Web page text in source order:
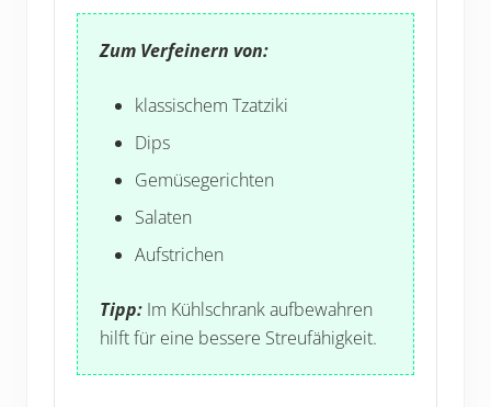
Zum Verfeinern von:
klassischem Tzatziki
Dips
Gemüsegerichten
Salaten
Aufstrichen
Tipp: Im Kühlschrank aufbewahren
hilft für eine bessere Streufähigkeit.